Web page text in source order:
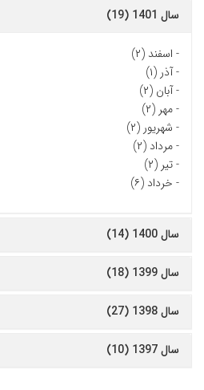
سال 1401 (19)
- اسفند (۲)
-آذر (۱)
-آبان (۲)
-مهر (۲)
- شهریور (۲)
-مرداد (۲)
-تیر (۲)
- خرداد (۶)
سال 1400 (14)
سال 1399 (18)
سال 1398 (27)
سال 1397 (10)